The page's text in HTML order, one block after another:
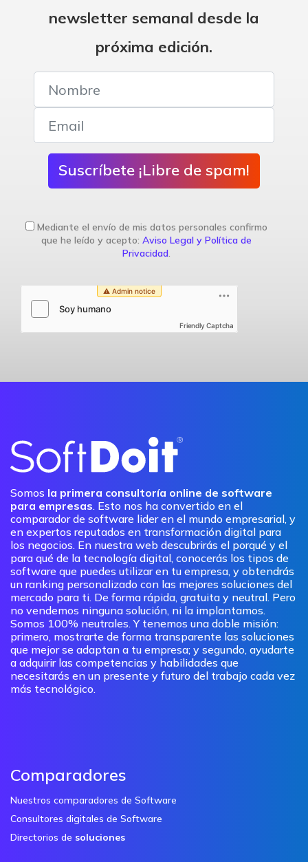
newsletter semanal desde la
próxima edición.
Suscríbete ¡Libre de spam!
Mediante el envío de mis datos personales confirmo
que he leído y acepto: Aviso Legal y Política de
Privacidad.
Friendly Captcha
Somos la primera consultoría online de software
para empresas. Esto nos ha convertido en el
comparador de software lider en el mundo empresarial, y
en expertos reputados en transformación digital para
los negocios. En nuestra web descubrirás el porqué y el
para qué de la tecnología digital, conocerás los tipos de
software que puedes utilizar en tu empresa, y obtendrás
un ranking personalizado con las mejores soluciones del
mercado para ti. De forma rápida, gratuita y neutral. Pero
no vendemos ninguna solución, ni la implantamos.
Somos 100% neutrales. Y tenemos una doble misión:
primero, mostrarte de forma transparente las soluciones
que mejor se adaptan a tu empresa; y segundo, ayudarte
a adquirir las competencias y habilidades que
necesitarás en un presente y futuro del trabajo cada vez
más tecnológico.
Comparadores
Nuestros comparadores de Software
Consultores digitales de Software
Directorios de soluciones